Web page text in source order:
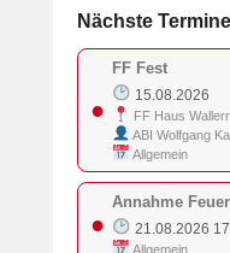
Nächste Termine
●
FF Fest
15.08.2026
FF Haus
ABI Wolfgang
Allgemein
●
Annahme
21.08.2026
Allgemein